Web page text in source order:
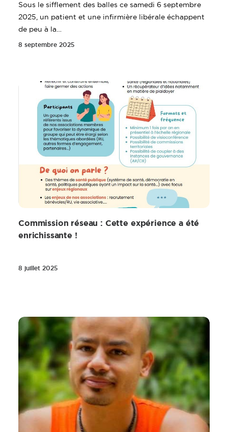
Sous le sifflement des balles ce samedi 6 septembre
2025, un patient et une infirmière libérale échappent
de peu à la…
8 septembre 2025
Commission réseau : Cette expérience a été
enrichissante !
8 juillet 2025